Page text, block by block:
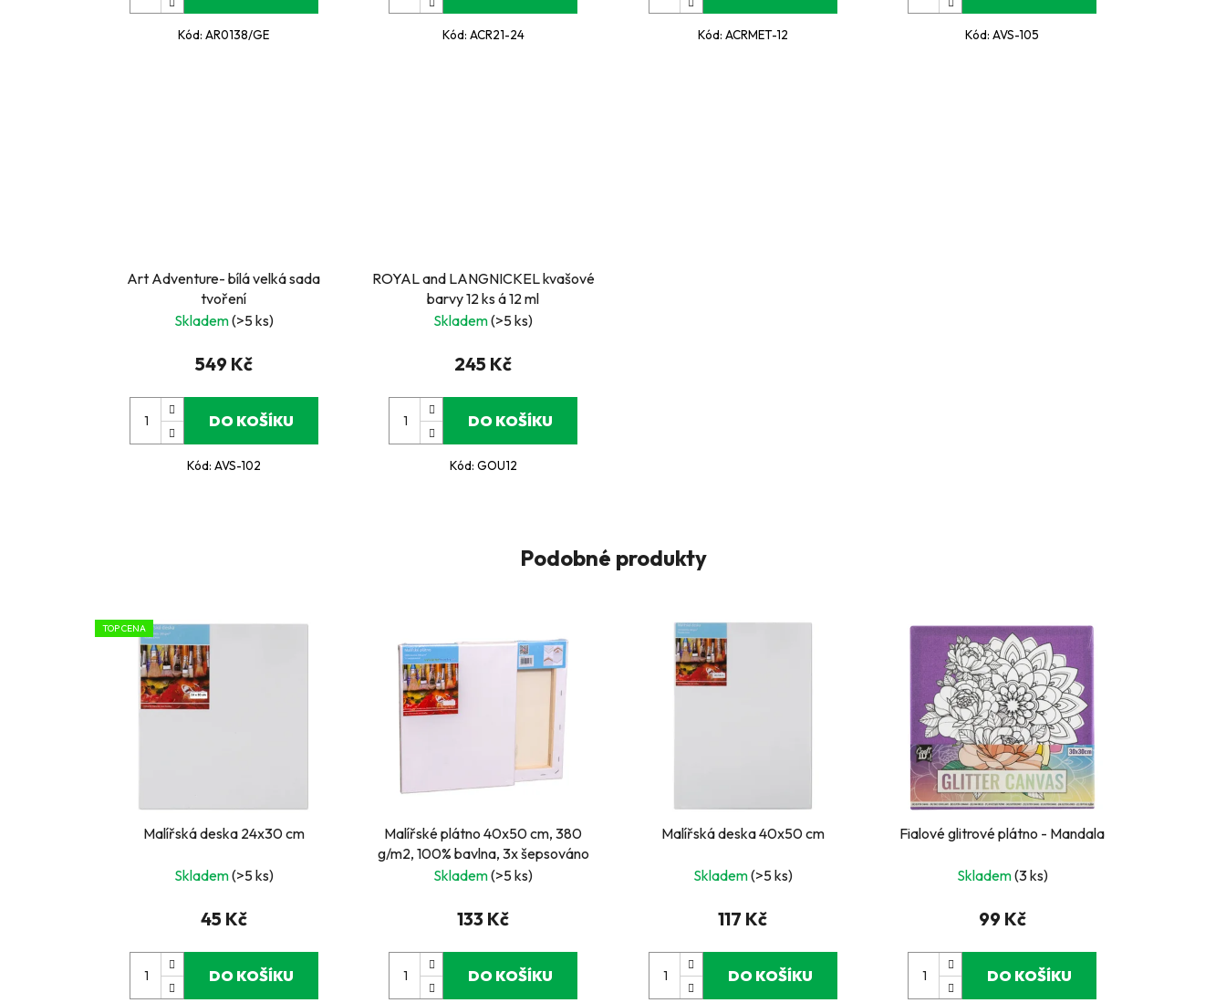
Kód:AR0138/GE Kód: ACR21-24 Kód: ACRMET-12 Kód:AVS-105
Art Adventure- bílá velká sada
tvoření
Skladem(>5 ks)
549 Kč
DO KOŠÍKU
Kód: AVS-102
ROYAL and LANGNICKEL kvašové
barvy 12 ks á 12 ml
Skladem(>5 ks)
245 Kč
DO KOŠÍKU
Kód: GOU12
Podobné produkty
TOP CENA
Malířská deska 24x30 cm
Skladem(>5 ks)
45 Kč
DO KOŠÍKU
Malířské plátno 40x50 cm, 380
g/m2, 100% bavlna, 3x šepsováno
Skladem(>5 ks)
133 Kč
DO KOŠÍKU
Malířská deska 40x50 cm
Skladem(>5 ks)
117 Kč
DO KOŠÍKU
Fialové glitrové plátno - Mandala
Skladem(3 ks)
99 Kč
DO KOŠÍKU